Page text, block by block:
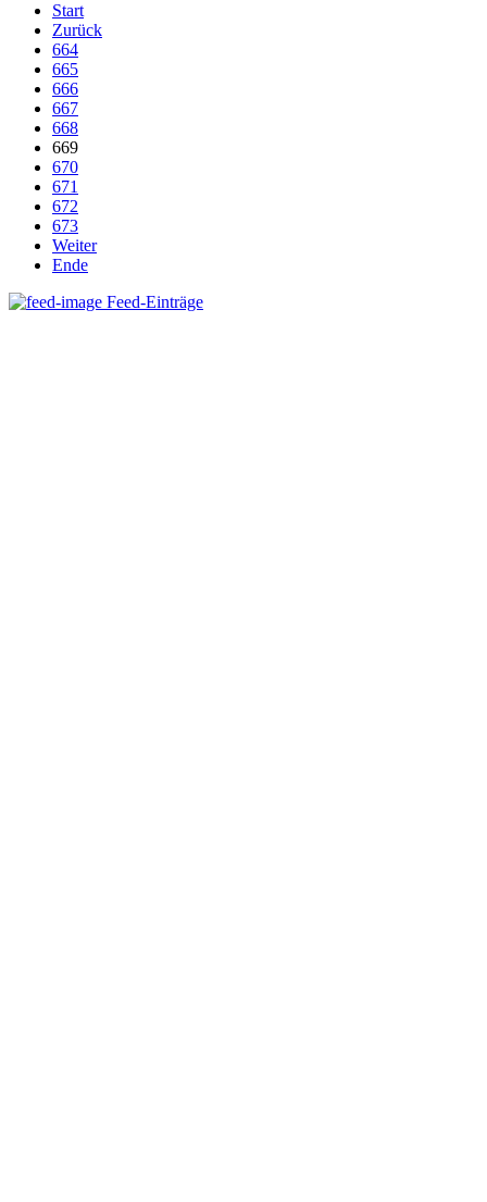
Start
Zurück
664
665
666
667
668
669
670
671
672
673
Weiter
Ende
Feed-Einträge